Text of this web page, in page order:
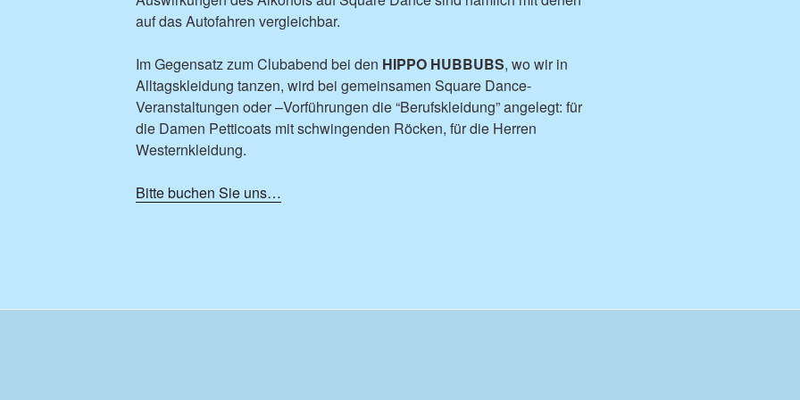
auf das Autofahren vergleichbar.
Im Gegensatz zum Clubabend bei den HIPPO HUBBUBS, wo wir in
Alltagskleidung tanzen, wird bei gemeinsamen Square Dance-
Veranstaltungen oder –Vorführungen die “Berufskleidung” angelegt: für
die Damen Petticoats mit schwingenden Röcken, für die Herren
Westernkleidung.
Bitte buchen Sie uns…